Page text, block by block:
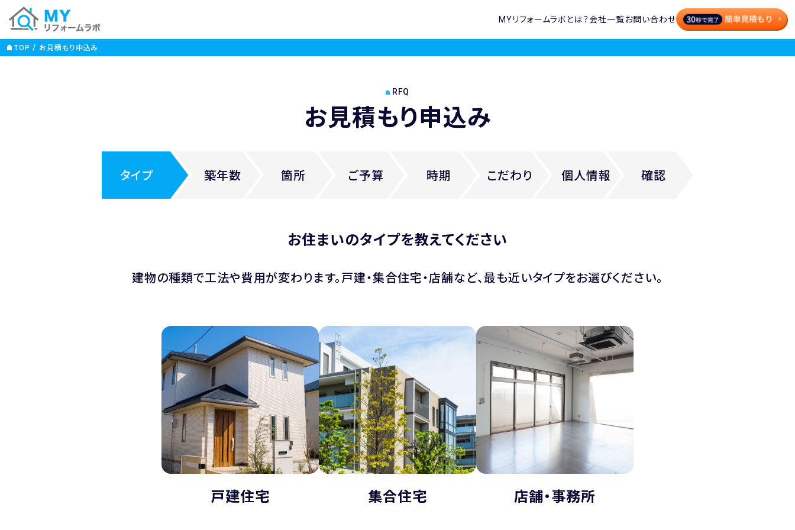
MYリフォームラボとは？会社一覧お問い合わせ
TOP お見積もり申込み
RFQ
お見積もり申込み
タイプ 築年数 箇所 ご予算 時期 こだわり 個人情報 確認
お住まいのタイプを教えてください
建物の種類で工法や費用が変わります。戸建・集合住宅・店舗など、最も近いタイプをお選びください。
戸建住宅 集合住宅 店舗・事務所